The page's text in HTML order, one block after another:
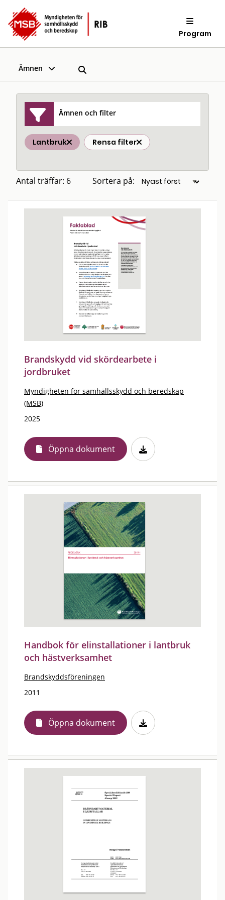
Program
Ämnen
Ämnen och filter
Lantbruk Rensa filter
Antal träffar: 6 Sortera på:
Brandskydd vid skördearbete i
jordbruket
Myndigheten för samhällsskydd och beredskap
(MSB)
2025
Öppna dokument
Handbok för elinstallationer i lantbruk
och hästverksamhet
Brandskyddsföreningen
2011
Öppna dokument